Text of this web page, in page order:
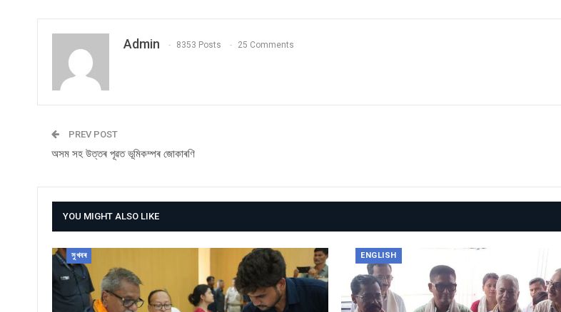
Admin 8353 Posts 25 Comments
PREV POST
অসম সহ উত্তৰ পূৱত ভূমিকম্পৰ জোকাৰণি
YOU MIGHT ALSO LIKE
সুখবৰ ENGLISH